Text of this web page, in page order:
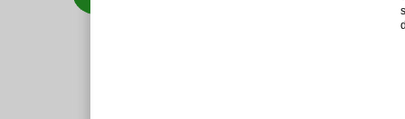
wyselekcjonowane włóczki, druty oraz akcesoria dziewiarskie,